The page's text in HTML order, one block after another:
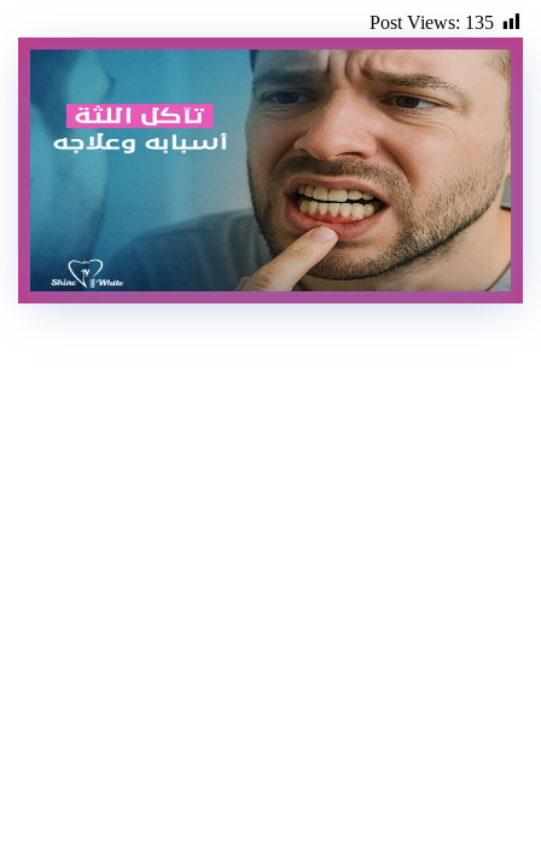
Post Views: 135